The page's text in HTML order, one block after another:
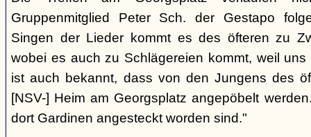
Gruppenmitglied Peter Sch. der Gestapo
Singen der Lieder kommt es des öfteren zu
wobei es auch zu Schlägereien kommt, weil
ist auch bekannt, dass von den Jungens des
[NSV-] Heim am Georgsplatz angepöbelt
dort Gardinen angesteckt worden sind."